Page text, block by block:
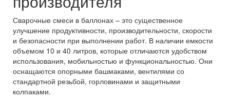
Сварочные смеси в баллонах – это существенное
улучшение продуктивности, производительности, скорости
и безопасности при выполнении работ. В наличии емкости
объемом 10 и 40 литров, которые отличаются удобством
использования, мобильностью и функциональностью. Они
оснащаются опорными башмаками, вентилями со
стандартной резьбой, горловинами и защитными
колпаками.